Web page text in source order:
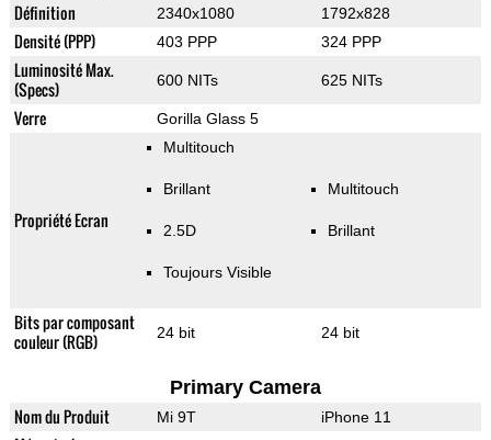
Définition 2340x1080 1792x828
Densité (PPP) 403 PPP 324 PPP
Luminosité Max.
(Specs)
600 NITs 625 NITs
Verre Gorilla Glass 5
Propriété Ecran
Multitouch
Brillant
2.5D
Toujours Visible
Multitouch
Brillant
Bits par composant
couleur (RGB)
24 bit 24 bit
Primary Camera
Nom du Produit Mi 9T iPhone 11